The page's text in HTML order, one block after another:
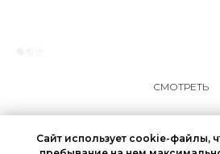
СМОТРЕТЬ
Сайт использует cookie-файлы,